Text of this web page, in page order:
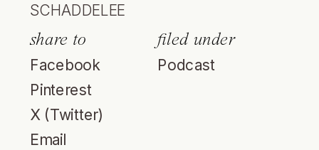
SCHADDELEE
share to
Facebook
Pinterest
X (Twitter)
Email
filed under
Podcast